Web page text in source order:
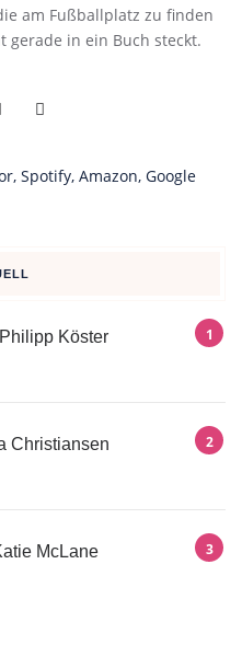
am Fußballplatz zu finden
gerade in ein Buch steckt.
Köster
Christiansen
McLane